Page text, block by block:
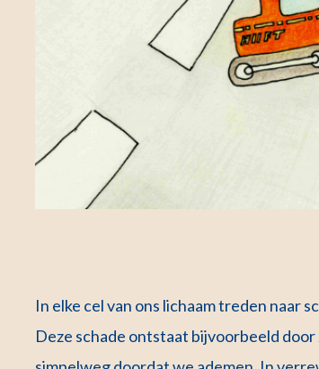
In elke cel van ons lichaam treden naar
Deze schade ontstaat bijvoorbeeld